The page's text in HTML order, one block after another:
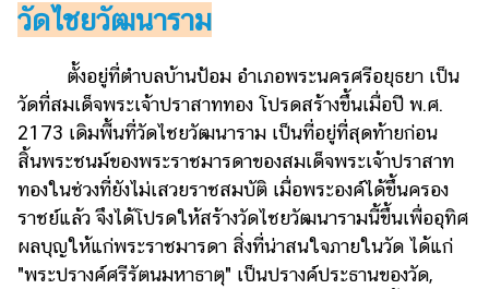
วัดไชยวัฒนาราม
ตั้งอยู่ที่ตำบลบ้านป้อม อำเภอพระนครศรีอยุธยา เป็น
วัดที่สมเด็จพระเจ้าปราสาททอง โปรดสร้างขึ้นเมื่อปี พ.ศ.
2173 เดิมพื้นที่วัดไชยวัฒนาราม เป็นที่อยู่ที่สุดท้ายก่อน
สิ้นพระชนม์ของพระราชมารดาของสมเด็จพระเจ้าปราสาท
ทองในช่วงที่ยังไม่เสวยราชสมบัติ เมื่อพระองค์ได้ขึ้นครอง
ราชย์แล้ว จึงได้โปรดให้สร้างวัดไชยวัฒนารามนี้ขึ้นเพื่ออุทิศ
ผลบุญให้แก่พระราชมารดา สิ่งที่น่าสนใจภายในวัด ได้แก่
"พระปรางค์ศรีรัตนมหาธาตุ" เป็นปรางค์ประธานของวัด,